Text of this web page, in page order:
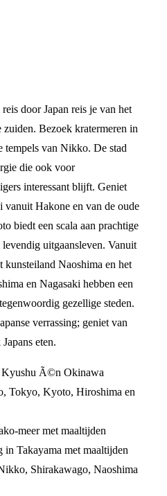
door Japan reis je van het
zuiden. Bezoek kratermeren in
tempels van Nikko. De stad
die ook voor
interessant blijft. Geniet
Hakone en van de oude
biedt een scala aan prachtige
uitgaansleven. Vanuit
kunsteiland Naoshima en het
en Nagasaki hebben een
gezellige steden.
verrassing; geniet van
eten.
Ã©n Okinawa
Tokyo, Kyoto, Hiroshima en
meer met maaltijden
in Takayama met maaltijden
Shirakawago, Naoshima